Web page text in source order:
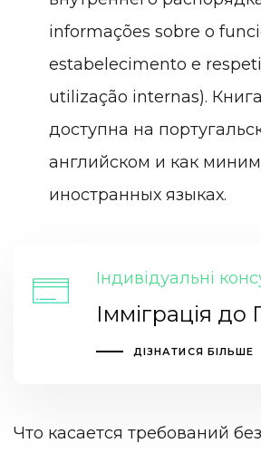
informações sobre o
estabelecimento e
utilização internas).
доступна на
английском и как
иностранных языках.
Індивідуальні
Імміграція до
ДІЗНАТИСЯ БІЛЬШЕ
Что касается требований